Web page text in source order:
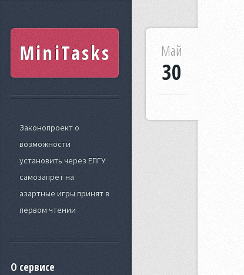
MiniTasks
Законопроект о
возможности
установить через ЕПГУ
самозапрет на
азартные игры принят в
первом чтении
О сервисе
Май
30